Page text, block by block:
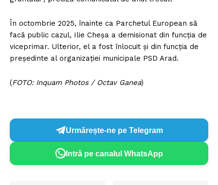
În octombrie 2025, înainte ca Parchetul European să
facă public cazul, Ilie Cheşa a demisionat din funcţia de
viceprimar. Ulterior, el a fost înlocuit şi din funcţia de
preşedinte al organizaţiei municipale PSD Arad.
(FOTO: Inquam Photos / Octav Ganea)
Urmărește-ne pe Telegram
Intră pe canalul WhatsApp